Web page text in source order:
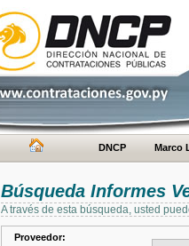
DNCP Marco
Búsqueda Informes
A través de esta búsqueda, usted
Proveedor: